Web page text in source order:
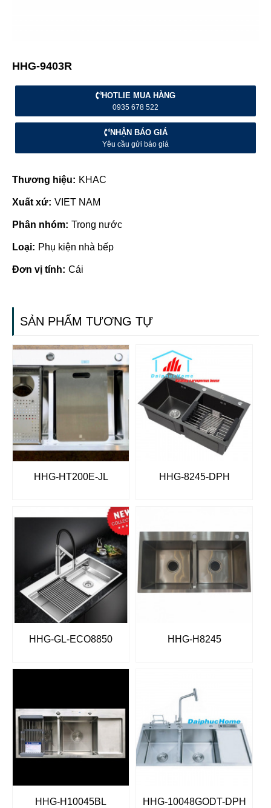
HHG-9403R
HOTLIE MUA HÀNG
0935 678 522
NHẬN BÁO GIÁ
Yêu cầu gửi báo giá
Thương hiệu: KHAC
Xuất xứ: VIET NAM
Phân nhóm: Trong nước
Loại: Phụ kiện nhà bếp
Đơn vị tính: Cái
SẢN PHẨM TƯƠNG TỰ
HHG-HT200E-JL HHG-8245-DPH
HHG-GL-ECO8850 HHG-H8245
HHG-H10045BL HHG-10048GODT-DPH